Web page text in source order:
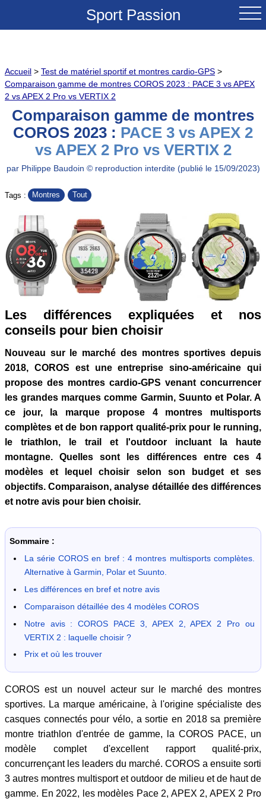
Sport Passion
NOUVEAUTES
COMPARATIFS
CONSEILS
GRANDS COLS A VELO
SOLDES
Accueil > Test de matériel sportif et montres cardio-GPS >
Comparaison gamme de montres COROS 2023 : PACE 3 vs APEX
2 vs APEX 2 Pro vs VERTIX 2
Comparaison gamme de montres
COROS 2023 : PACE 3 vs APEX 2
vs APEX 2 Pro vs VERTIX 2
par Philippe Baudoin © reproduction interdite (publié le 15/09/2023)
Tags : Montres Tout
Les différences expliquées et nos
conseils pour bien choisir
Nouveau sur le marché des montres sportives depuis
2018, COROS est une entreprise sino-américaine qui
propose des montres cardio-GPS venant concurrencer
les grandes marques comme Garmin, Suunto et Polar. A
ce jour, la marque propose 4 montres multisports
complètes et de bon rapport qualité-prix pour le running,
le triathlon, le trail et l'outdoor incluant la haute
montagne. Quelles sont les différences entre ces 4
modèles et lequel choisir selon son budget et ses
objectifs. Comparaison, analyse détaillée des différences
et notre avis pour bien choisir.
Sommaire :
La série COROS en bref : 4 montres multisports complètes.
Alternative à Garmin, Polar et Suunto.
Les différences en bref et notre avis
Comparaison détaillée des 4 modèles COROS
Notre avis : COROS PACE 3, APEX 2, APEX 2 Pro ou
VERTIX 2 : laquelle choisir ?
Prix et où les trouver
COROS est un nouvel acteur sur le marché des montres
sportives. La marque américaine, à l'origine spécialiste des
casques connectés pour vélo, a sortie en 2018 sa première
montre triathlon d'entrée de gamme, la COROS PACE, un
modèle complet d'excellent rapport qualité-prix,
concurrençant les leaders du marché. COROS a ensuite sorti
3 autres montres multisport et outdoor de milieu et de haut de
gamme. En 2022, les modèles Pace 2, APEX 2, APEX 2 Pro